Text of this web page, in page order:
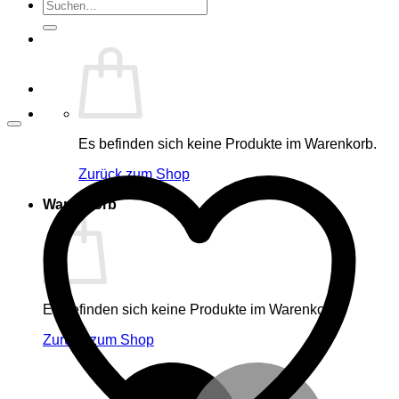
Suche
nach:
Es befinden sich keine Produkte im Warenkorb.
Zurück zum Shop
Warenkorb
Es befinden sich keine Produkte im Warenkorb.
Zurück zum Shop